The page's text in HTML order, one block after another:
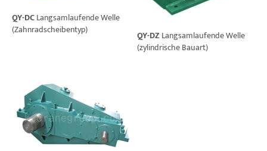
QY-DCLangsamlaufende Welle
(Zahnradscheibentyp)
QY-DZ Langsamlaufende Welle
(zylindrische Bauart)